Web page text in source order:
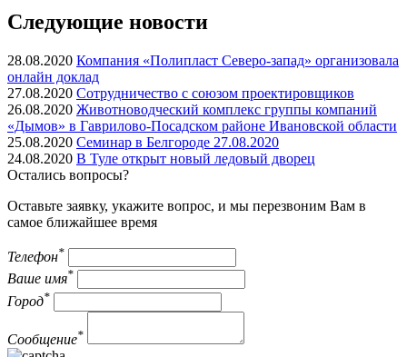
Следующие новости
28.08.2020 Компания «Полипласт Северо-запад» организовала
онлайн доклад
27.08.2020 Сотрудничество с союзом проектировщиков
26.08.2020 Животноводческий комплекс группы компаний
«Дымов» в Гаврилово-Посадском районе Ивановской области
25.08.2020 Семинар в Белгороде 27.08.2020
24.08.2020 В Туле открыт новый ледовый дворец
Остались вопросы?
Оставьте заявку, укажите вопрос, и мы перезвоним Вам в
самое ближайшее время
Телефон*
Ваше имя*
Город*
Сообщение*